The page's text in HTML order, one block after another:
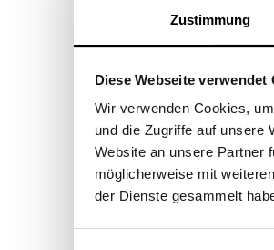
Zustimmung
Diese Webseite verwendet
Wir verwenden Cookies,
und die Zugriffe auf unsere
Website an unsere Partner
möglicherweise mit
der Dienste gesammelt
Einwilligungsauswahl